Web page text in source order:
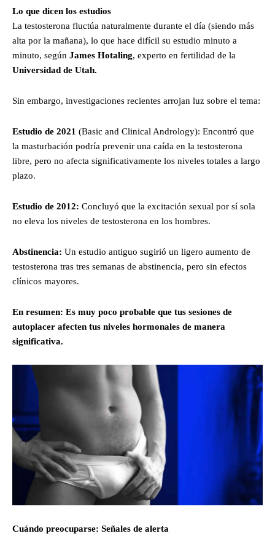
Lo que dicen los estudios
La testosterona fluctúa naturalmente durante el día (siendo más
alta por la mañana), lo que hace difícil su estudio minuto a
minuto, según James Hotaling, experto en fertilidad de la
Universidad de Utah.
Sin embargo, investigaciones recientes arrojan luz sobre el tema:
Estudio de 2021 (Basic and Clinical Andrology): Encontró que
la masturbación podría prevenir una caída en la testosterona
libre, pero no afecta significativamente los niveles totales a largo
plazo.
Estudio de 2012: Concluyó que la excitación sexual por sí sola
no eleva los niveles de testosterona en los hombres.
Abstinencia: Un estudio antiguo sugirió un ligero aumento de
testosterona tras tres semanas de abstinencia, pero sin efectos
clínicos mayores.
En resumen: Es muy poco probable que tus sesiones de
autoplacer afecten tus niveles hormonales de manera
significativa.
Cuándo preocuparse: Señales de alerta